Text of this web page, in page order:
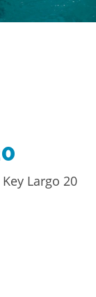
Largo 20